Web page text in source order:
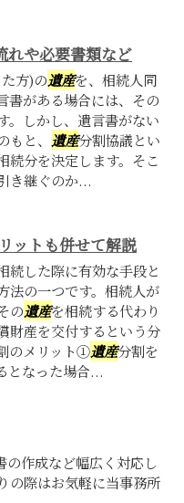
れや必要書類など
方)の遺産を、相続人同
書がある場合には、その
。しかし、遺言書がない
と、 遺産分割協議とい
続分を決定します。そこ
き継ぐのか...
ットも併せて解説
続した際に有効な手段と
法の一つです。相続人が
の遺産を相続する代わり
財産を交付するという分
のメリット①遺産分割を
となった場合...
の作成など幅広く対応し
の際はお気軽に当事務所